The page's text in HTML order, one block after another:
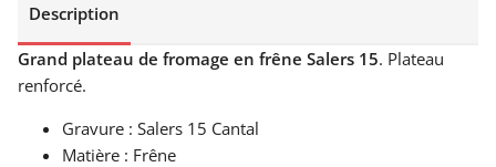
Description
Grand plateau de fromage en frêne Salers 15. Plateau
renforcé.
Gravure : Salers 15 Cantal
Matière : Frêne